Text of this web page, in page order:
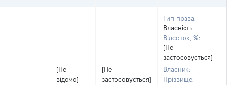
[Не
відомо]
[Не
застосовується]
Тип права:
Власність
Відсоток, %:
[Не
застосовується]
Власник:
Прізвище: